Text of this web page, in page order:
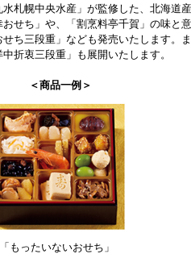
札幌中央水産」が監修した、北海道
せち」や、「割烹料亭千賀」の味と
ち三段重」なども発売いたします。
折衷三段重」も展開いたします。
＜商品一例＞
「もったいないおせち」